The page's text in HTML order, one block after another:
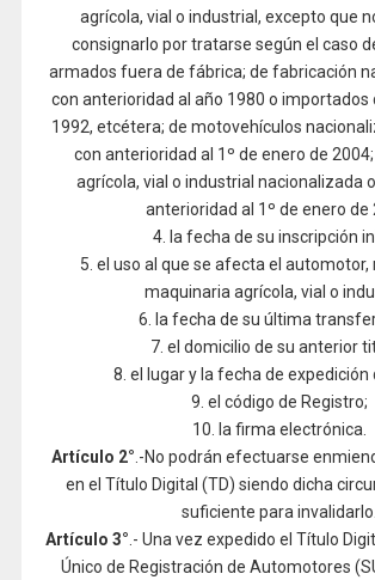
agrícola, vial o industrial, excepto que
consignarlo por tratarse según el caso
armados fuera de fábrica; de fabricación
con anterioridad al año 1980 o importados
1992, etcétera; de motovehículos
con anterioridad al 1º de enero de
agrícola, vial o industrial nacionalizada
anterioridad al 1º de enero de
4. la fecha de su inscripción
5. el uso al que se afecta el
maquinaria agrícola, vial o
6. la fecha de su última
7. el domicilio de su anterior
8. el lugar y la fecha de expedición
9. el código de Registro;
10. la firma electrónica.
Artículo 2° .-No podrán efectuarse
en el Título Digital (TD) siendo dicha
suficiente para invalidarlo.
Artículo 3° .- Una vez expedido el Título
Único de Registración de Automotores